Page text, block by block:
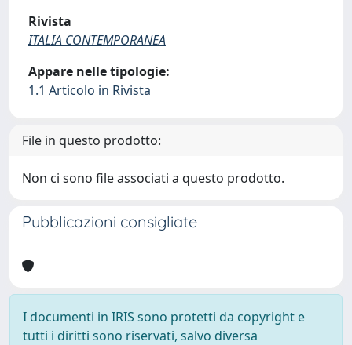
Rivista
ITALIA CONTEMPORANEA
Appare nelle tipologie:
1.1 Articolo in Rivista
File in questo prodotto:
Non ci sono file associati a questo prodotto.
Pubblicazioni consigliate
I documenti in IRIS sono protetti da copyright e
tutti i diritti sono riservati, salvo diversa